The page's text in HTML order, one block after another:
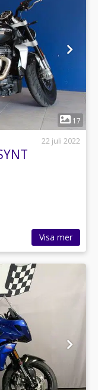
17
22 juli 2022
Visa mer